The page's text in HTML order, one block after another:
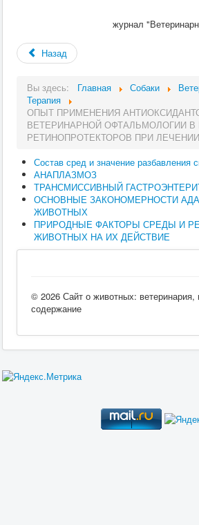
журнал
Назад
Вы здесь: Главная Собаки
Терапия
ОПЫТ ПРИМЕНЕНИЯ
ВЕТЕРИНАРНОЙ ОФТАЛЬМОЛОГИИ В
РЕТИНОПРОТЕКТОРОВ ПРИ
Состав сред и значение разбавления
АНАПЛАЗМОЗ
ТРАНСМИССИВНЫЙ
ОСНОВНЫЕ ЗАКОНОМЕРНОСТИ
ЖИВОТНЫХ
ПРИРОДНЫЕ ФАКТОРЫ СРЕДЫ И
ЖИВОТНЫХ НА ИХ ДЕЙСТВИЕ
© 2026 Сайт о животных: ветеринария,
содержание